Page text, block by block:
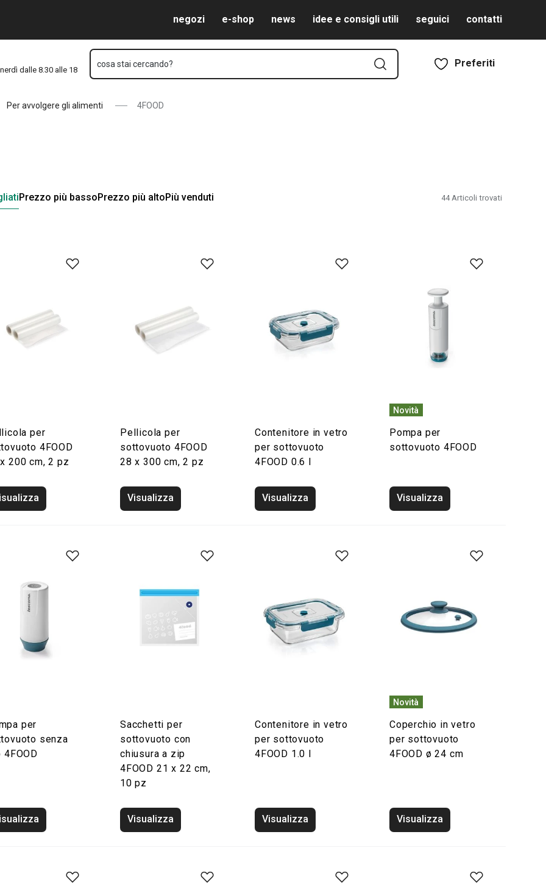
negozi e-shop news idee e consigli utili seguici contatti
dalle 8.30 alle 18
cosa stai cercando? Preferiti
Per avvolgere gli alimenti 4FOOD
Prezzo più bassoPrezzo più altoPiù venduti 44Articoli trovati
per
4FOOD
200 cm, 2 pz
Pellicola per
sottovuoto 4FOOD
28 x 300 cm, 2 pz
Visualizza
Contenitore in vetro
per sottovuoto
4FOOD 0.6 l
Visualizza
Novità
Pompa per
sottovuoto 4FOOD
Visualizza
per
senza
Sacchetti per
sottovuoto con
chiusura a zip
4FOOD 21 x 22 cm,
10 pz
Visualizza
Contenitore in vetro
per sottovuoto
4FOOD 1.0 l
Visualizza
Novità
Coperchio in vetro
per sottovuoto
4FOOD ø 24 cm
Visualizza